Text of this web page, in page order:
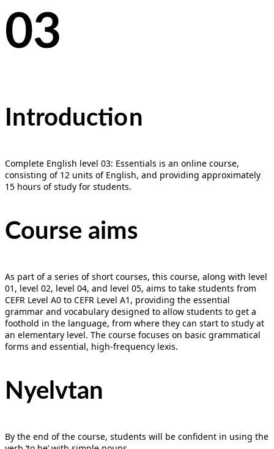
03
Introduction
Complete English level 03: Essentials is an online course,
consisting of 12 units of English, and providing approximately
15 hours of study for students.
Course aims
As part of a series of short courses, this course, along with level
01, level 02, level 04, and level 05, aims to take students from
CEFR Level A0 to CEFR Level A1, providing the essential
grammar and vocabulary designed to allow students to get a
foothold in the language, from where they can start to study at
an elementary level. The course focuses on basic grammatical
forms and essential, high-frequency lexis.
Nyelvtan
By the end of the course, students will be confident in using the